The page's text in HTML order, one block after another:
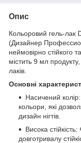
Опис
Кольоровий гель-лак
(Дизайнер
неймовірно стійкого
містить 9 мл
лаків.
Основні
Насичений
кольори, які
дизайн нігтів.
Висока
довготривалу